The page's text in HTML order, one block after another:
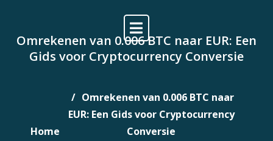
Omrekenen van 0.006 BTC naar EUR: Een
Gids voor Cryptocurrency Conversie
Home
Omrekenen van 0.006 BTC naar
EUR: Een Gids voor Cryptocurrency
Conversie